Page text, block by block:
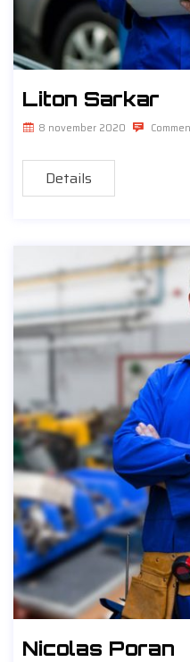
Liton Sarkar
8 november 2020
Details
Nicolas Poran